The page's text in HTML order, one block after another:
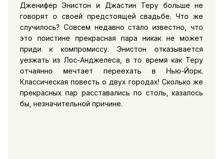
Дженифер Энистон и Джастин Теру больше не
говорят о своей предстоящей свадьбе. Что же
случилось? Совсем недавно стало известно, что
это поистине прекрасная пара никак не может
приди к компромиссу. Энистон отказывается
уезжать из Лос-Анджелеса, в то время как Теру
отчаянно мечтает переехать в Нью-Йорк.
Классическая повесть о двух городах! Сколько же
прекрасных пар расставались по столь, казалось
бы, незначительной причине.